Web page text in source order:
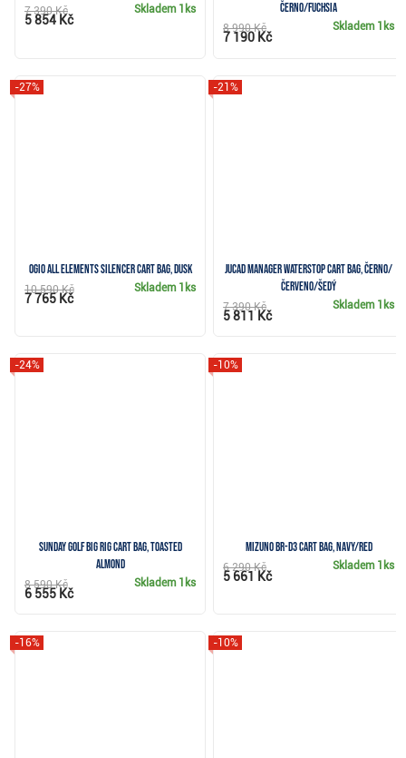
Skladem 1ks
7 390 Kč
5 854 Kč
černo/fuchsia
Skladem 1ks
8 990 Kč
7 190 Kč
Ogio All Elements Silencer cart bag, dusk
-27%
Skladem 1ks
10 590 Kč
7 765 Kč
JuCad Manager Waterstop cart bag, černo/
červeno/šedý
-21%
Skladem 1ks
7 390 Kč
5 811 Kč
Sunday Golf Big Rig cart bag, toasted
almond
-24%
Skladem 1ks
8 590 Kč
6 555 Kč
Mizuno BR-D3 cart bag, navy/red
-10%
Skladem 1ks
6 290 Kč
5 661 Kč
-16% -10%